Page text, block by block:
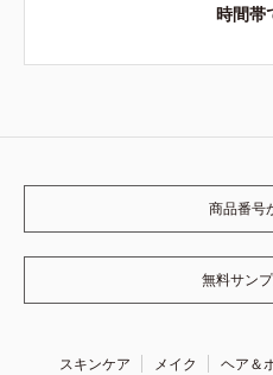
時間帯
商品番号
無料サン
スキンケア メイク ヘア＆